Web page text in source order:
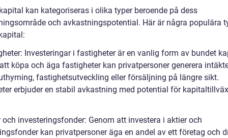
kan kategoriseras i olika typer beroende på dess
och avkastningspotential. Här är några populära
Investeringar i fastigheter är en vanlig form av bundet
köpa och äga fastigheter kan privatpersoner generera
fastighetsutveckling eller försäljning på längre sikt.
erbjuder en stabil avkastning med potential för
och investeringsfonder: Genom att investera i aktier och
kan privatpersoner äga en andel av ett företag och